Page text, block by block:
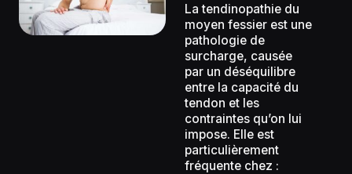
La tendinopathie du
moyen fessier est une
pathologie de
surcharge, causée
par un déséquilibre
entre la capacité du
tendon et les
contraintes qu’on lui
impose. Elle est
particulièrement
fréquente chez :